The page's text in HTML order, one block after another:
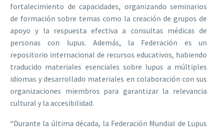
fortalecimiento de capacidades, organizando seminarios
de formación sobre temas como la creación de grupos de
apoyo y la respuesta efectiva a consultas médicas de
personas con lupus. Además, la Federación es un
repositorio internacional de recursos educativos, habiendo
traducido materiales esenciales sobre lupus a múltiples
idiomas y desarrollado materiales en colaboración con sus
organizaciones miembros para garantizar la relevancia
cultural y la accesibilidad.
“Durante la última década, la Federación Mundial de Lupus